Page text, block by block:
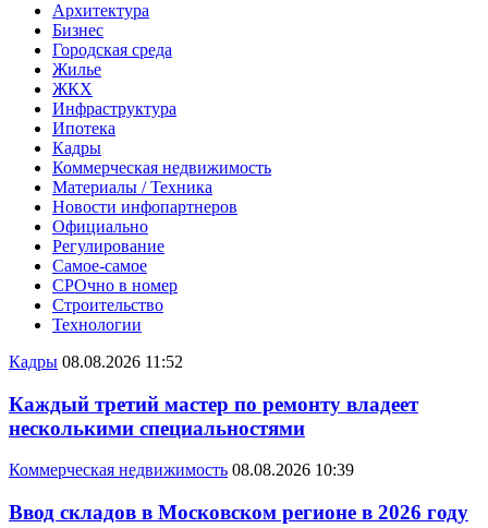
Архитектура
Бизнес
Городская среда
Жилье
ЖКХ
Инфраструктура
Ипотека
Кадры
Коммерческая недвижимость
Материалы / Техника
Новости инфопартнеров
Официально
Регулирование
Самое-самое
СРОчно в номер
Строительство
Технологии
Кадры 08.08.2026 11:52
Каждый третий мастер по ремонту владеет
несколькими специальностями
Коммерческая недвижимость 08.08.2026 10:39
Ввод складов в Московском регионе в 2026 году